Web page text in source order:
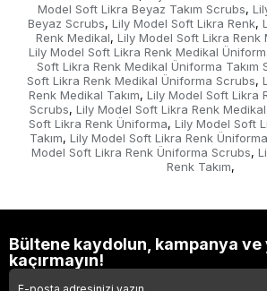
Model Soft Likra Beyaz Takım Scrubs,
Beyaz Scrubs, Lily Model Soft Likra Renk,
Renk Medikal, Lily Model Soft Likra Renk
Lily Model Soft Likra Renk Medikal
Soft Likra Renk Medikal Üniforma Takım
Soft Likra Renk Medikal Üniforma Scrubs,
Renk Medikal Takım, Lily Model Soft Likra
Scrubs, Lily Model Soft Likra Renk
Soft Likra Renk Üniforma, Lily Model Soft
Takım, Lily Model Soft Likra Renk
Model Soft Likra Renk Üniforma Scrubs,
Renk Takım,
Bültene kaydolun, kampanya
kaçırmayın!